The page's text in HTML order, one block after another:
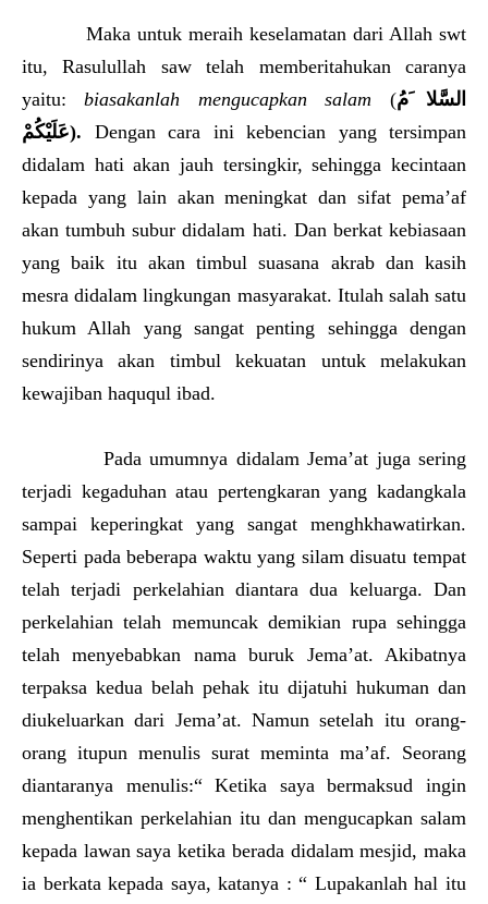
Maka untuk meraih keselamatan dari Allah swt
itu, Rasulullah saw telah memberitahukan caranya
yaitu: biasakanlah mengucapkan salam (السَّلا َمُ
عَلَيْكُمْ). Dengan cara ini kebencian yang tersimpan
didalam hati akan jauh tersingkir, sehingga kecintaan
kepada yang lain akan meningkat dan sifat pema’af
akan tumbuh subur didalam hati. Dan berkat kebiasaan
yang baik itu akan timbul suasana akrab dan kasih
mesra didalam lingkungan masyarakat. Itulah salah satu
hukum Allah yang sangat penting sehingga dengan
sendirinya akan timbul kekuatan untuk melakukan
kewajiban haququl ibad.
Pada umumnya didalam Jema’at juga sering
terjadi kegaduhan atau pertengkaran yang kadangkala
sampai keperingkat yang sangat menghkhawatirkan.
Seperti pada beberapa waktu yang silam disuatu tempat
telah terjadi perkelahian diantara dua keluarga. Dan
perkelahian telah memuncak demikian rupa sehingga
telah menyebabkan nama buruk Jema’at. Akibatnya
terpaksa kedua belah pehak itu dijatuhi hukuman dan
diukeluarkan dari Jema’at. Namun setelah itu orang-
orang itupun menulis surat meminta ma’af. Seorang
diantaranya menulis:“ Ketika saya bermaksud ingin
menghentikan perkelahian itu dan mengucapkan salam
kepada lawan saya ketika berada didalam mesjid, maka
ia berkata kepada saya, katanya : “ Lupakanlah hal itu